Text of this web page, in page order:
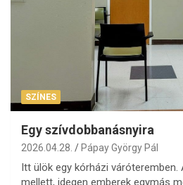
SZÍNES
Egy szívdobbanásnyira
2026.04.28. Pápay György Pál
Itt ülök egy kórházi váróteremben.
mellett, idegen emberek egymás